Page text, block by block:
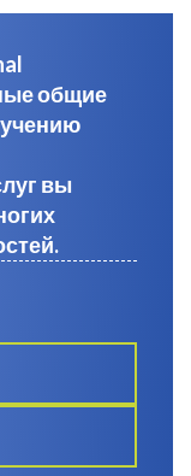
общие
вы